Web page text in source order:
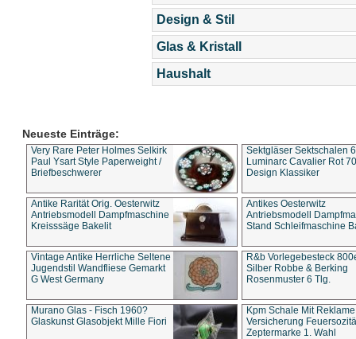
Design & Stil
Glas & Kristall
Haushalt
Neueste Einträge:
Very Rare Peter Holmes Selkirk
Paul Ysart Style Paperweight /
Briefbeschwerer
Sektgläser Sektschalen
Luminarc Cavalier Rot
Design Klassiker
Antike Rarität Orig. Oesterwitz
Antriebsmodell Dampfmaschine
Kreisssäge Bakelit
Antikes Oesterwitz
Antriebsmodell
Stand Schleifmaschine
Vintage Antike Herrliche Seltene
Jugendstil Wandfliese Gemarkt
G West Germany
R&b Vorlegebesteck
Silber Robbe & Berking
Rosenmuster 6 Tlg.
Murano Glas - Fisch 1960?
Glaskunst Glasobjekt Mille Fiori
Kpm Schale Mit Reklame
Versicherung
Zeptermarke 1. Wahl